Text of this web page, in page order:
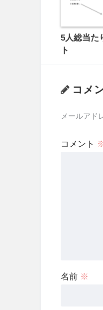
5人総当た
ト
コメ
メールアド
コメント
名前 ※